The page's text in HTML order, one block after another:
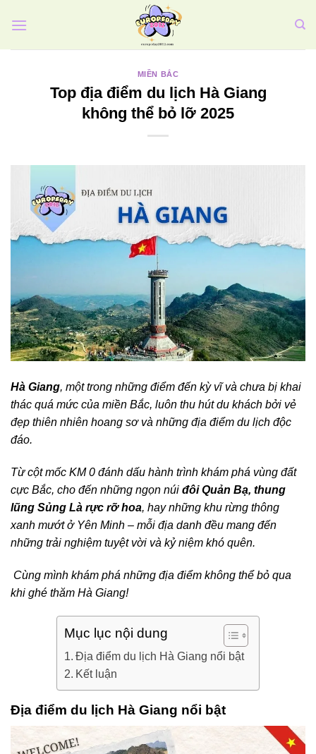
qua
MIỀN BẮC
Top địa điểm du lịch Hà Giang
không thể bỏ lỡ 2025
Hà Giang, một trong những điểm đến kỳ vĩ và chưa bị khai
thác quá mức của miền Bắc, luôn thu hút du khách bởi vẻ
đẹp thiên nhiên hoang sơ và những địa điểm du lịch độc
đáo.
Từ cột mốc KM 0 đánh dấu hành trình khám phá vùng đất
cực Bắc, cho đến những ngọn núi đôi Quản Bạ, thung
lũng Sủng Là rực rỡ hoa, hay những khu rừng thông
xanh mướt ở Yên Minh – mỗi địa danh đều mang đến
những trải nghiệm tuyệt vời và kỷ niệm khó quên.
Cùng mình khám phá những địa điểm không thể bỏ qua
khi ghé thăm Hà Giang!
Mục lục nội dung
Địa điểm du lịch Hà Giang nổi bật
Kết luận
Địa điểm du lịch Hà Giang nổi bật